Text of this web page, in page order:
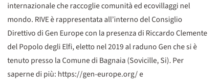
internazionale che raccoglie comunità ed ecovillaggi nel
mondo. RIVE è rappresentata all’interno del Consiglio
Direttivo di Gen Europe con la presenza di Riccardo Clemente
del Popolo degli Elfi, eletto nel 2019 al raduno Gen che si è
tenuto presso la Comune di Bagnaia (Sovicille, Si). Per
saperne di più: https://gen-europe.org/ e